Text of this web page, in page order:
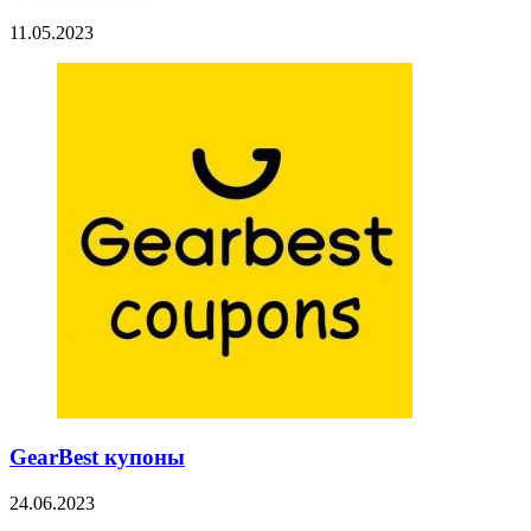
11.05.2023
GearBest купоны
24.06.2023